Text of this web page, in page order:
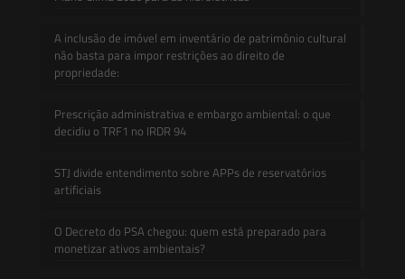
A inclusão de imóvel em inventário de patrimônio cultural
não basta para impor restrições ao direito de
propriedade:
Prescrição administrativa e embargo ambiental: o que
decidiu o TRF1 no IRDR 94
STJ divide entendimento sobre APPs de reservatórios
artificiais
O Decreto do PSA chegou: quem está preparado para
monetizar ativos ambientais?